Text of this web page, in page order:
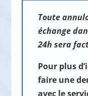
Toute
échange
24h sera
Pour plus
faire une
avec le